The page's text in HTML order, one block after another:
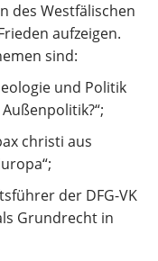
des Westfälischen
aufzeigen.
sind:
und Politik
christi aus
der DFG-VK
Grundrecht in